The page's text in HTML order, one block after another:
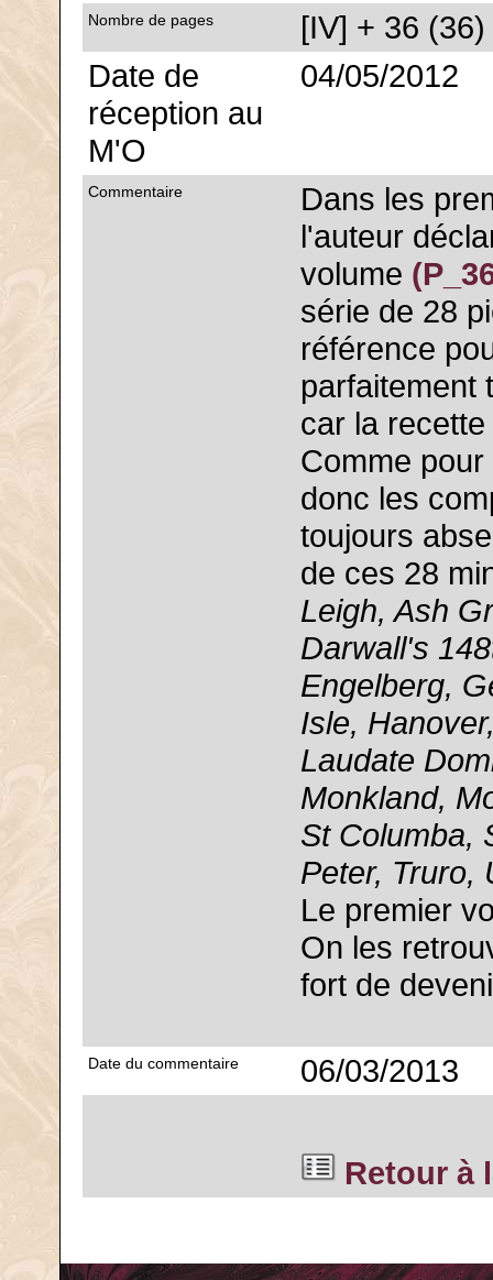
Nombre de pages
[IV] + 36 (36)
Date de
réception au
M'O
04/05/2012
Commentaire
Dans les
l'auteur
volume
série de 28
référence
parfaitement
car la
Comme
donc les
toujours
de ces 28
Leigh, Ash
Darwall's
Engelberg,
Isle,
Laudate
Monkland,
St Columba,
Peter, Truro,
Le premier
On les
fort de
Date du commentaire 06/03/2013
Retour à